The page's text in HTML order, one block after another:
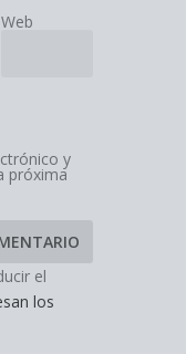
Web
y
próxima
el
los